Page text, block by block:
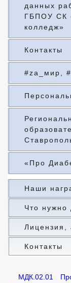
данных
ГБПОУ СК
колледж»
Контакты
#za_мир,
«Про
Наши
Что нужно
Лицензия,
Контакты
МДК.02.01